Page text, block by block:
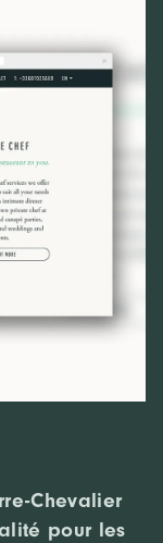
Chevalier
pour les